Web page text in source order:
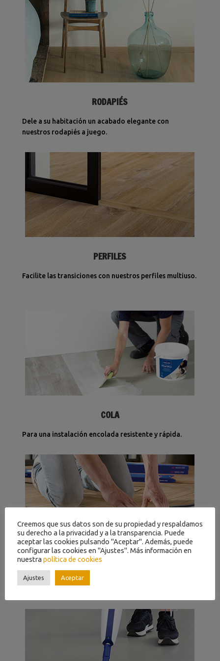
RODAPIÉS
Dele a su habitación un acabado elegante con
nuestros rodapiés a juego.
PERFILES
Facilite las transiciones con nuestros perfiles multiuso.
COLA
Para una instalación encolada resistente y rápida.
HERRAMIENTAS DE INSTALACIÓN
Todas las herramientas que necesita para instalar su
Creemos que sus datos son de su propiedad y respaldamos
su derecho a la privacidad y a la transparencia. Puede
aceptar las cookies pulsando "Aceptar". Además, puede
configurar las cookies en "Ajustes". Más información en
nuestra política de cookies
Ajustes Aceptar